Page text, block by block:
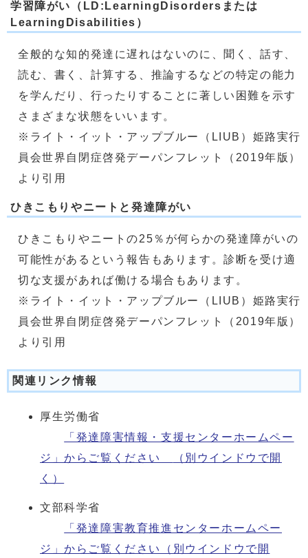
学習障がい（LD:LearningDisordersまたは
LearningDisabilities）
全般的な知的発達に遅れはないのに、聞く、話す、
読む、書く、計算する、推論するなどの特定の能力
を学んだり、行ったりすることに著しい困難を示す
さまざまな状態をいいます。
※ライト・イット・アップブルー（LIUB）姫路実行
員会世界自閉症啓発デーパンフレット（2019年版）
より引用
ひきこもりやニートと発達障がい
ひきこもりやニートの25％が何らかの発達障がいの
可能性があるという報告もあります。診断を受け適
切な支援があれば働ける場合もあります。
※ライト・イット・アップブルー（LIUB）姫路実行
員会世界自閉症啓発デーパンフレット（2019年版）
より引用
関連リンク情報
厚生労働省
「発達障害情報・支援センターホームペー
ジ」からご覧ください
（別ウインドウで開
く）
文部科学省
「発達障害教育推進センターホームペー
ジ」からご覧ください
（別ウインドウで開